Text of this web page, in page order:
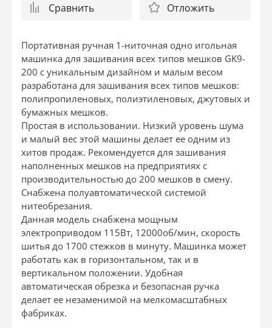
Сравнить Отложить
Портативная ручная 1-ниточная одно игольная
машинка для зашивания всех типов мешков GK9-
200 с уникальным дизайном и малым весом
разработана для зашивания всех типов мешков:
полипропиленовых, полиэтиленовых, джутовых и
бумажных мешков.
Простая в использовании. Низкий уровень шума
и малый вес этой машины делает ее одним из
хитов продаж. Рекомендуется для зашивания
наполненных мешков на предприятиях с
производительностью до 200 мешков в смену.
Снабжена полуавтоматической системой
нитеобрезания.
Данная модель снабжена мощным
электроприводом 115Вт, 12000об/мин, скорость
шитья до 1700 стежков в минуту. Машинка может
работать как в горизонтальном, так и в
вертикальном положении. Удобная
автоматическая обрезка и безопасная ручка
делает ее незаменимой на мелкомасштабных
фабриках.